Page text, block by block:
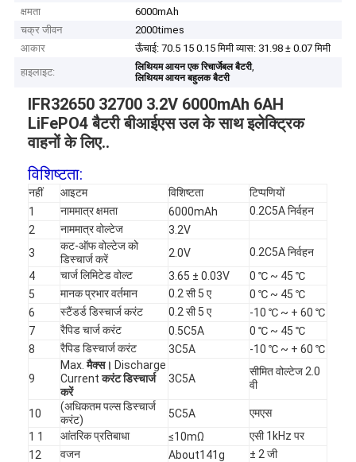
क्षमता
6000mAh
चक्र जीवन
2000times
आकार
ऊँचाई: 70.5 15 0.15 मिमी व्यास: 31.98 ± 0.07 मिमी
हाइलाइट:
लिथियम आयन एक रिचार्जेबल बैटरी,
लिथियम आयन बहुलक बैटरी
IFR32650 32700 3.2V 6000mAh 6AH
LiFePO4 बैटरी बीआईएस उल के साथ इलेक्ट्रिक
वाहनों के लिए..
विशिष्टता:
नहीं आइटम विशिष्टता
टिप्पणियों
1
नाममात्र क्षमता 6000mAh
0.2C5A निर्वहन
2
नाममात्र वोल्टेज
3.2V
3
कट-ऑफ वोल्टेज को
डिस्चार्ज करें
2.0V
0.2C5A निर्वहन
4
चार्ज लिमिटेड वोल्ट 3.65 ± 0.03V
0 ℃ ~ 45 ℃
5
मानक प्रभार वर्तमान 0.2 सी 5 ए
0 ℃ ~ 45 ℃
6
स्टैंडर्ड डिस्चार्ज करंट 0.2 सी 5 ए
-10 ℃ ~ + 60 ℃
7
रैपिड चार्ज करंट 0.5C5A
0 ℃ ~ 45 ℃
8
रैपिड डिस्चार्ज करंट 3C5A -10 ℃ ~ + 60 ℃
9
Max. मैक्स। Discharge
Current करंट डिस्चार्ज
करें
3C5A
सीमित वोल्टेज 2.0
वी
10
(अधिकतम पल्स डिस्चार्ज
करंट)
5C5A
एमएस
1 1
आंतरिक प्रतिबाधा ≤10mΩ
एसी 1kHz पर
12
वजन About141g
± 2 जी